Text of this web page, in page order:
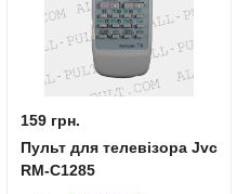
159 грн.
Пульт для телевізора Jvc
RM-C1285